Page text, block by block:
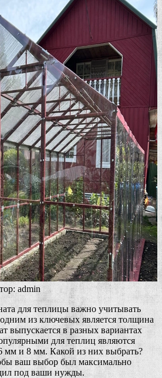
admin
для теплицы важно учитывать
из ключевых является толщина
выпускается в разных вариантах
для теплиц являются
и 8 мм. Какой из них выбрать?
ваш выбор был максимально
под ваши нужды.